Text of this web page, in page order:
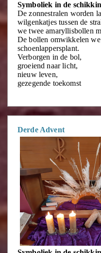
Symboliek in de
De zonnestralen worden
wilgenkatjes tussen de
we twee amaryllisbollen
De bollen omwikkelen
schoenlappersplant.
Verborgen in de bol,
groeiend naar licht,
nieuw leven,
gezegende toekomst
Derde Advent